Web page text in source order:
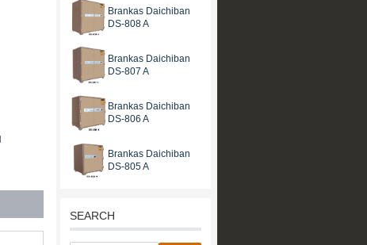
Brankas Daichiban
DS-808 A
Brankas Daichiban
DS-807 A
Brankas Daichiban
DS-806 A
Brankas Daichiban
DS-805 A
SEARCH